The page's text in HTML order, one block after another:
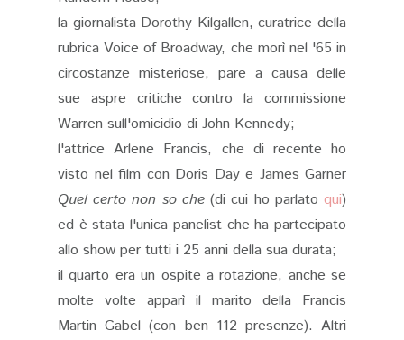
la giornalista Dorothy Kilgallen, curatrice della
rubrica Voice of Broadway, che morì nel '65 in
circostanze misteriose, pare a causa delle
sue aspre critiche contro la commissione
Warren sull'omicidio di John Kennedy;
l'attrice Arlene Francis, che di recente ho
visto nel film con Doris Day e James Garner
Quel certo non so che(di cui ho parlatoqui)
ed è stata l'unica panelist che ha partecipato
allo show per tutti i 25 anni della sua durata;
il quarto era un ospite a rotazione, anche se
molte volte apparì il marito della Francis
Martin Gabel (con ben 112 presenze). Altri